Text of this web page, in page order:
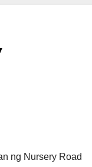
ng Nursery Road